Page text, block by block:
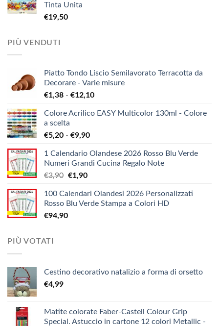
Tinta Unita
€19,50
PIÙ VENDUTI
Piatto Tondo Liscio Semilavorato Terracotta da
Decorare - Varie misure
€1,38 - €12,10Fascia
prezzo:
€12,10
Colore Acrilico EASY Multicolor 130ml - Colore
a scelta
€5,20 - €9,90Fascia
prezzo:
da
€9,90
1 Calendario Olandese 2026 Rosso Blu Verde
Numeri Grandi Cucina Regalo Note
€3,90 Il
originale
era:
€3,90.
€1,90Il
attuale
è:
100 Calendari Olandesi 2026 Personalizzati
Rosso Blu Verde Stampa a Colori HD
€94,90
PIÙ VOTATI
Cestino decorativo natalizio a forma di orsetto
€4,99
Matite colorate Faber-Castell Colour Grip
Special. Astuccio in cartone 12 colori Metallic -